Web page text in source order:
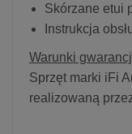
Skórzane etui
Instrukcja
Warunki
Sprzęt marki iFi
realizowaną